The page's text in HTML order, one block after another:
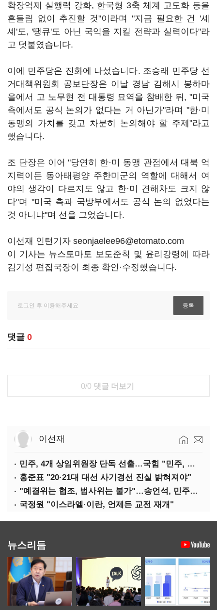
확장억제 실행력 강화, 한국형 3축 체계 고도화 등을
흔들림 없이 추진할 것"이라며 "지금 필요한 건 '셰
셰'도, '땡큐'도 아닌 국익을 지킬 전략과 실력이다"라
고 덧붙였습니다.
이에 민주당은 진화에 나섰습니다. 조승래 민주당 선
거대책위원회 공보단장은 이날 경남 김해시 봉하마
을에서 고 노무현 전 대통령 묘역을 참배한 뒤, "미국
측에서도 공식 논의가 없다는 거 아닌가"라며 "한·미
동맹의 가치를 갖고 차분히 논의해야 할 주제"라고
했습니다.
조 단장은 이어 "당연히 한·미 동맹 관점에서 대북 억
지력이든 동아태평양 주한미군의 역할에 대해서 여
야의 생각이 다르지도 않고 한·미 견해차도 크지 않
다"며 "미국 측과 국방부에서도 공식 논의 없었다는
것 아니냐"며 선을 그었습니다.
이선재 인턴기자 seonjaelee96@etomato.com
이 기사는 뉴스토마토 보도준칙 및 윤리강령에 따라
김기성 편집국장이 최종 확인·수정했습니다.
댓글 0
0/0 댓글 더보기
이선재
민주, 4개 상임위원장 단독 선출…국힘 "민주, 협치 무너뜨려"
홍준표 "20·21대 대선 사기경선 진실 밝혀져야"
"예결위는 협조, 법사위는 불가"…송언석, 민주당 압박
국정원 "이스라엘·이란, 언제든 교전 재개"
뉴스리듬